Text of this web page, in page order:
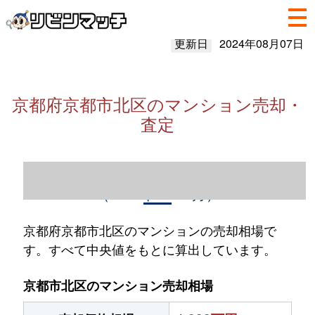
更新日 2024年08月07日
京都府京都市北区のマンション売却・
査定
京都府京都市北区のマンションの売却相場で
す。すべて中央値をもとに算出しています。
京都市北区のマンション売却相場